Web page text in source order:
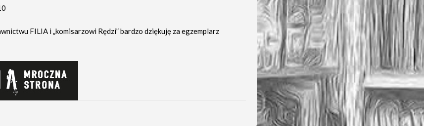
FILIA i „komisarzowi Rędzi” bardzo dziękuję za egzemplarz